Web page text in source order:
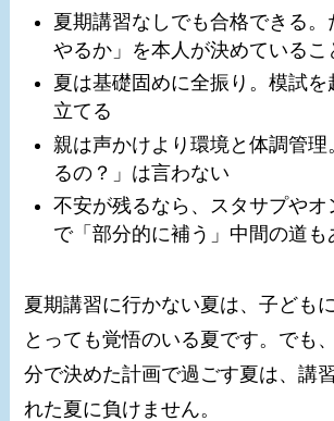
夏期講習なしでも合格できる。
やるか」を本人が決めているこ
夏は基礎固めに全振り。模試を
立てる
親は声かけより環境と体調管理
るの？」は言わない
不安が残るなら、スタサプやオ
で「部分的に補う」中間の道も
夏期講習に行かない夏は、子ども
とっても覚悟のいる夏です。でも
分で決めた計画で過ごす夏は、講
れた夏に負けません。